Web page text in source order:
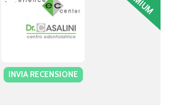
INVIA RECENSIONE